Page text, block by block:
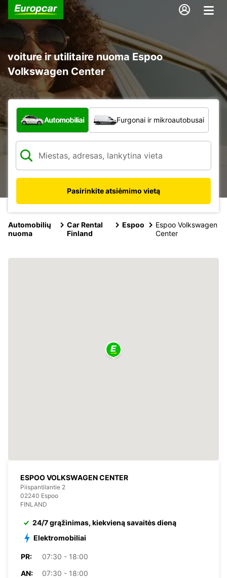
voiture ir utilitaire nuoma Espoo
Volkswagen Center
Kokio tipo automobilis?
Automobiliai Furgonai ir mikroautobusai
Pasirinkite atsiėmimo vietą
Automobilių
nuoma
Car Rental
Finland
Espoo
Espoo Volkswagen
Center
ESPOO VOLKSWAGEN CENTER
Piispantilantie 2
02240 Espoo
FINLAND
24/7 grąžinimas, kiekvieną savaitės dieną
Elektromobiliai
PR:
07:30 - 18:00
AN:
07:30 - 18:00